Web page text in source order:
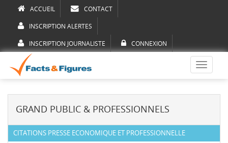
ACCUEIL CONTACT
INSCRIPTION ALERTES
INSCRIPTION JOURNALISTE CONNEXION
Toggle
GRAND PUBLIC & PROFESSIONNELS
CITATIONS PRESSE ECONOMIQUE ET PROFESSIONNELLE